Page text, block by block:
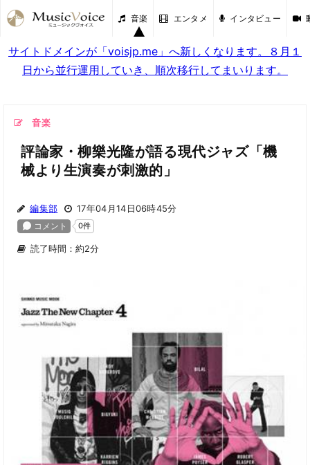
音楽 エンタメ インタビュー
サイトドメインが「voisjp.me」へ新しくなります。８月１
日から並行運用していき、順次移行してまいります。
音楽
評論家・柳樂光隆が語る現代ジャズ「機
械より生演奏が刺激的」
編集部 17年04月14日06時45分
読了時間：約2分